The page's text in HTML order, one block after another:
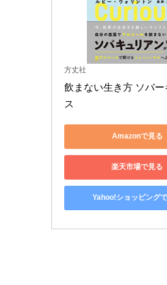
方丈社
飲まない生き方 ソバー
ス
Amazonで見る
楽天市場で見る
Yahoo!ショッピング